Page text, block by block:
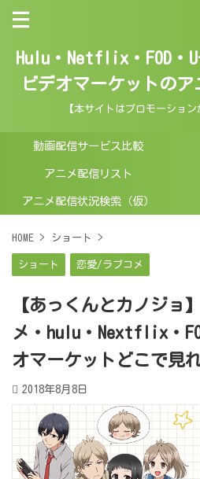
Hulu・Netflix・FOD・
ビデオマーケットの
【本サイトはプロモーション
動画配信サービス比較
アニメ配信リスト
アニメ配信状況検索（仮）
HOME > ショート >
ショート 恋愛/ラブコメ
【あっくんとカノジョ
メ・hulu・Nextflix・
オマーケットどこで見
2018年8月8日